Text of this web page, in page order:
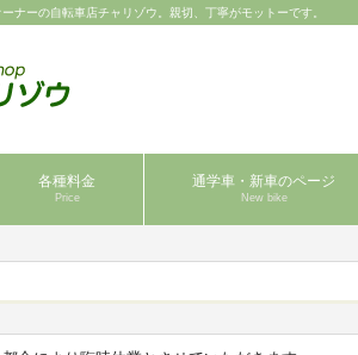
ナーの自転車店チャリゾウ。親切、丁寧がモットーです。
各種料金
Price
通学車・新車のページ
New bike